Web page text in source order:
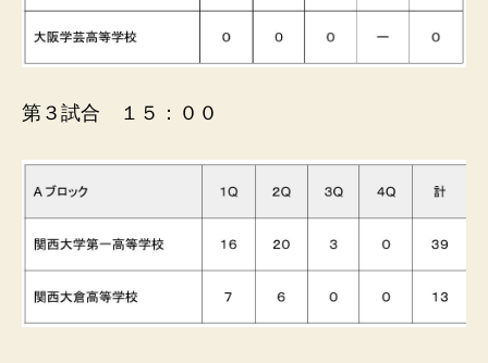
第３試合 １５：００